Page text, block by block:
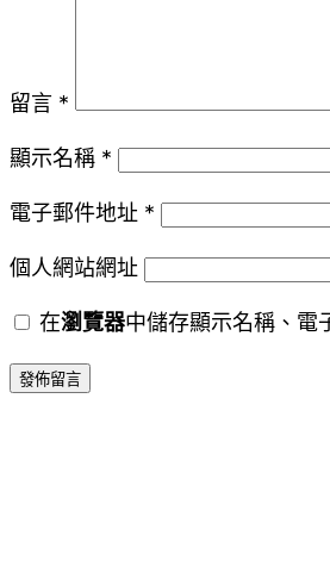
留言 *
顯示名稱 *
電子郵件地址 *
個人網站網址
在瀏覽器中儲存顯示名稱、電